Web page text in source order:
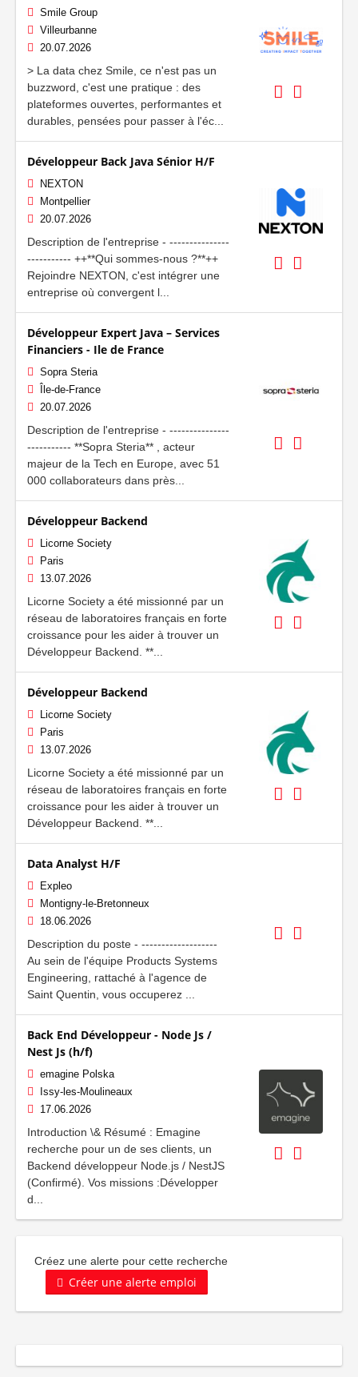
Smile Group
Villeurbanne
20.07.2026
> La data chez Smile, ce n'est pas un
buzzword, c'est une pratique : des
plateformes ouvertes, performantes et
durables, pensées pour passer à l'éc...
Développeur Back Java Sénior H/F
NEXTON
Montpellier
20.07.2026
Description de l'entreprise - ---------------
----------- ++**Qui sommes-nous ?**++
Rejoindre NEXTON, c'est intégrer une
entreprise où convergent l...
Développeur Expert Java – Services
Financiers - Ile de France
Sopra Steria
Île-de-France
20.07.2026
Description de l'entreprise - ---------------
----------- **Sopra Steria** , acteur
majeur de la Tech en Europe, avec 51
000 collaborateurs dans près...
Développeur Backend
Licorne Society
Paris
13.07.2026
Licorne Society a été missionné par un
réseau de laboratoires français en forte
croissance pour les aider à trouver un
Développeur Backend. **...
Développeur Backend
Licorne Society
Paris
13.07.2026
Licorne Society a été missionné par un
réseau de laboratoires français en forte
croissance pour les aider à trouver un
Développeur Backend. **...
Data Analyst H/F
Expleo
Montigny-le-Bretonneux
18.06.2026
Description du poste - -------------------
Au sein de l'équipe Products Systems
Engineering, rattaché à l'agence de
Saint Quentin, vous occuperez ...
Back End Développeur - Node Js /
Nest Js (h/f)
emagine Polska
Issy-les-Moulineaux
17.06.2026
Introduction \& Résumé : Emagine
recherche pour un de ses clients, un
Backend développeur Node.js / NestJS
(Confirmé). Vos missions :Développer
d...
Créez une alerte pour cette recherche
Créer une alerte emploi